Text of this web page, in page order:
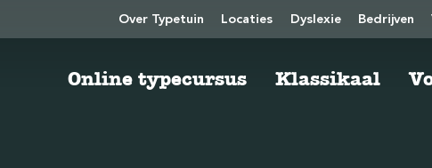
Over Typetuin Locaties Dyslexie Bedrijven
Online typecursus Klassikaal